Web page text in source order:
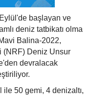
başlayan ve
deniz tatbikatı olma
Balina-2022,
(NRF) Deniz Unsur
devralacak
50 gemi, 4 denizaltı,